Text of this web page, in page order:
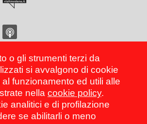
o gli strumenti terzi da
si avvalgono di cookie
funzionamento ed utili alle
nella cookie policy.
analitici e di profilazione
se abilitarli o meno